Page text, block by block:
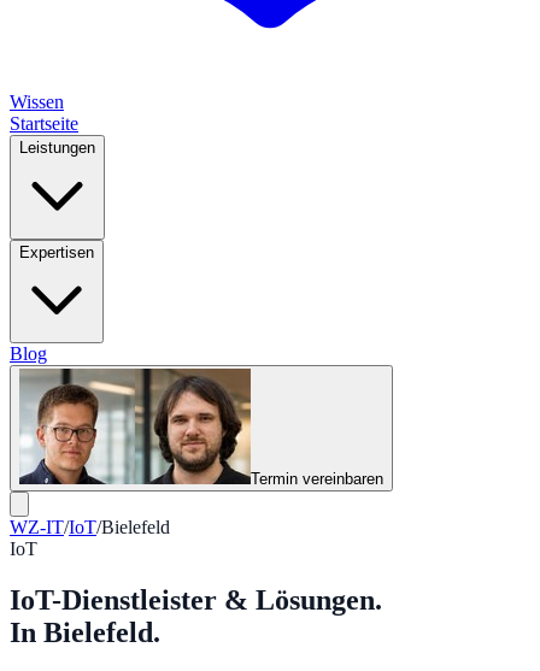
Wissen
Startseite
Leistungen
Expertisen
Blog
Termin vereinbaren
WZ-IT/IoT/Bielefeld
IoT
IoT-Dienstleister & Lösungen.
In Bielefeld.